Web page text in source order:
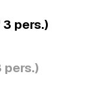
pers.)
pers.)